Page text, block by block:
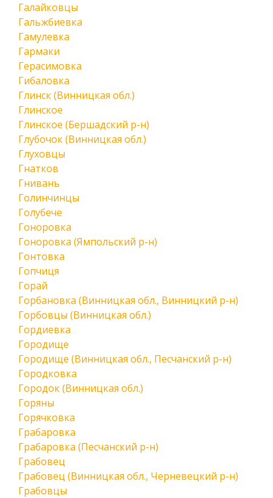
Галайковцы
Гальжбиевка
Гамулевка
Гармаки
Герасимовка
Гибаловка
Глинск (Винницкая обл.)
Глинское
Глинское (Бершадский р-н)
Глубочок (Винницкая обл.)
Глуховцы
Гнатков
Гнивань
Голинчинцы
Голубече
Гоноровка
Гоноровка (Ямпольский р-н)
Гонтовка
Гопчиця
Горай
Горбановка (Винницкая обл., Винницкий р-н)
Горбовцы (Винницкая обл.)
Гордиевка
Городище
Городище (Винницкая обл., Песчанский р-н)
Городковка
Городок (Винницкая обл.)
Горяны
Горячковка
Грабаровка
Грабаровка (Песчанский р-н)
Грабовец
Грабовец (Винницкая обл., Черневецкий р-н)
Грабовцы